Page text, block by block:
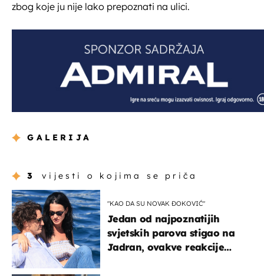
zbog koje ju nije lako prepoznati na ulici.
GALERIJA
3 vijesti o kojima se priča
"KAO DA SU NOVAK ĐOKOVIĆ"
Jedan od najpoznatijih
svjetskih parova stigao na
Jadran, ovakve reakcije